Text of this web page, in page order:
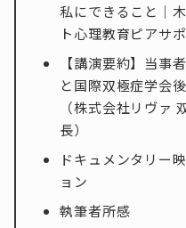
私にできること｜
ト心理教育ピアサ
【講演要約】当事
と国際双極症学会
（株式会社リヴァ
長）
ドキュメンタリー
ョン
執筆者所感